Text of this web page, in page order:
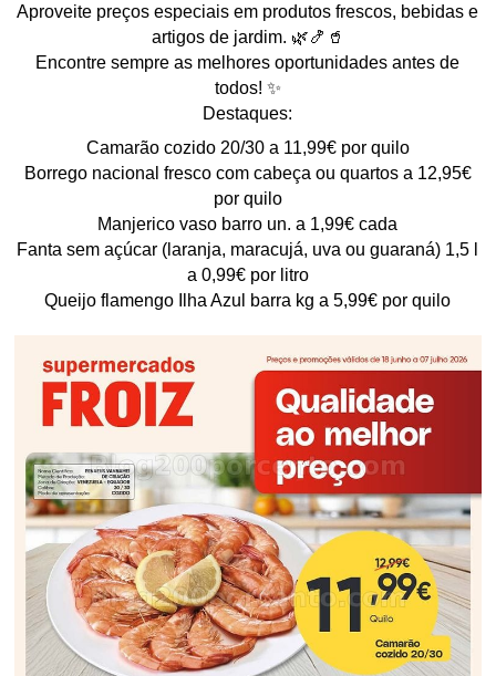
Aproveite preços especiais em produtos frescos, bebidas e
artigos de jardim. 🌿🍤🥤
Encontre sempre as melhores oportunidades antes de
todos! ✨
Destaques:
Camarão cozido 20/30 a 11,99€ por quilo
Borrego nacional fresco com cabeça ou quartos a 12,95€
por quilo
Manjerico vaso barro un. a 1,99€ cada
Fanta sem açúcar (laranja, maracujá, uva ou guaraná) 1,5 l
a 0,99€ por litro
Queijo flamengo Ilha Azul barra kg a 5,99€ por quilo